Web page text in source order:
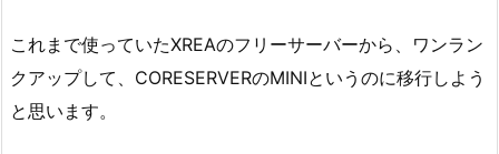
これまで使っていたXREAのフリーサーバーから、ワンラン
クアップして、CORESERVERのMINIというのに移行しよう
と思います。